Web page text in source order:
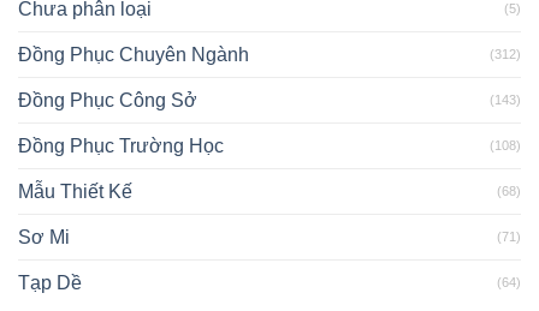
Chưa phân loại (5)
Đồng Phục Chuyên Ngành (312)
Đồng Phục Công Sở (143)
Đồng Phục Trường Học (108)
Mẫu Thiết Kế (68)
Sơ Mi (71)
Tạp Dề (64)